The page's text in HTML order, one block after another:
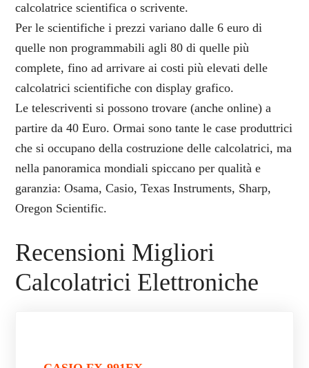
calcolatrice scientifica o scrivente.
Per le scientifiche i prezzi variano dalle 6 euro di
quelle non programmabili agli 80 di quelle più
complete, fino ad arrivare ai costi più elevati delle
calcolatrici scientifiche con display grafico.
Le telescriventi si possono trovare (anche online) a
partire da 40 Euro. Ormai sono tante le case produttrici
che si occupano della costruzione delle calcolatrici, ma
nella panoramica mondiali spiccano per qualità e
garanzia: Osama, Casio, Texas Instruments, Sharp,
Oregon Scientific.
Recensioni Migliori
Calcolatrici Elettroniche